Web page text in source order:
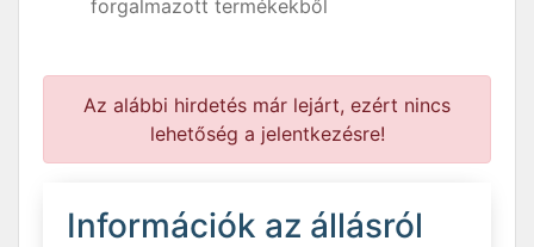
forgalmazott termékekből
Az alábbi hirdetés már lejárt, ezért nincs
lehetőség a jelentkezésre!
Információk az állásról